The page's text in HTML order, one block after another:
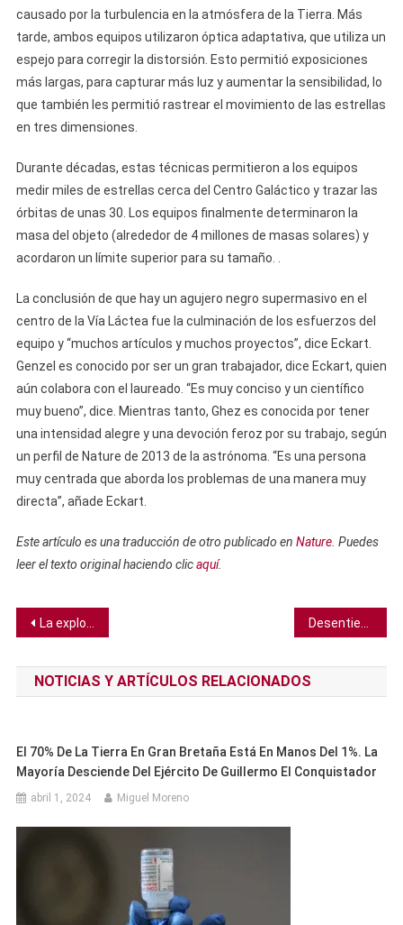
causado por la turbulencia en la atmósfera de la Tierra. Más
tarde, ambos equipos utilizaron óptica adaptativa, que utiliza un
espejo para corregir la distorsión. Esto permitió exposiciones
más largas, para capturar más luz y aumentar la sensibilidad, lo
que también les permitió rastrear el movimiento de las estrellas
en tres dimensiones.
Durante décadas, estas técnicas permitieron a los equipos
medir miles de estrellas cerca del Centro Galáctico y trazar las
órbitas de unas 30. Los equipos finalmente determinaron la
masa del objeto (alrededor de 4 millones de masas solares) y
acordaron un límite superior para su tamaño. .
La conclusión de que hay un agujero negro supermasivo en el
centro de la Vía Láctea fue la culminación de los esfuerzos del
equipo y “muchos artículos y muchos proyectos”, dice Eckart.
Genzel es conocido por ser un gran trabajador, dice Eckart, quien
aún colabora con el laureado. “Es muy conciso y un científico
muy bueno”, dice. Mientras tanto, Ghez es conocida por tener
una intensidad alegre y una devoción feroz por su trabajo, según
un perfil de Nature de 2013 de la astrónoma. “Es una persona
muy centrada que aborda los problemas de una manera muy
directa”, añade Eckart.
Este artículo es una traducción de otro publicado en Nature. Puedes
leer el texto original haciendo clicaquí.
Navegación
de
entradas
La explosión de Beirut fue una de las mayores no nucleares de la historia
NOTICIAS Y ARTÍCULOS RELACIONADOS
El 70% De La Tierra En Gran Bretaña Está En Manos Del 1%. La
Mayoría Desciende Del Ejército De Guillermo El Conquistador
abril 1, 2024 Miguel Moreno